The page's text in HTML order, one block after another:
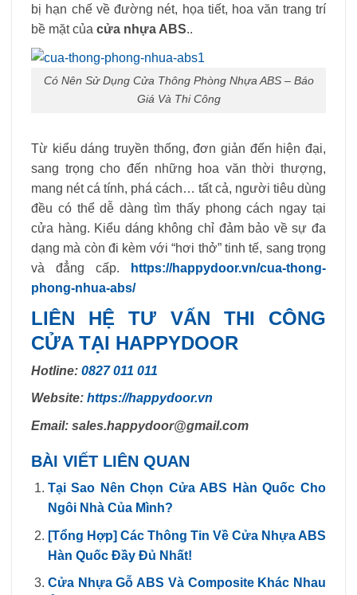
bị hạn chế về đường nét, họa tiết, hoa văn trang trí
bề mặt của cửa nhựa ABS..
Có Nên Sử Dụng Cửa Thông Phòng Nhựa ABS – Báo
Giá Và Thi Công
Từ kiểu dáng truyền thống, đơn giản đến hiện đại,
sang trọng cho đến những hoa văn thời thượng,
mang nét cá tính, phá cách… tất cả, người tiêu dùng
đều có thể dễ dàng tìm thấy phong cách ngay tại
cửa hàng. Kiểu dáng không chỉ đảm bảo về sự đa
dạng mà còn đi kèm với “hơi thở” tinh tế, sang trọng
và đẳng cấp.
https://happydoor.vn/cua-thong-
phong-nhua-abs/
LIÊN HỆ TƯ VẤN THI CÔNG
CỬA TẠI HAPPYDOOR
Hotline: 0827 011 011
Website: https://happydoor.vn
Email: sales.happydoor@gmail.com
BÀI VIẾT LIÊN QUAN
Tại Sao Nên Chọn Cửa ABS Hàn Quốc Cho
Ngôi Nhà Của Mình?
[Tổng Hợp] Các Thông Tin Về Cửa Nhựa ABS
Hàn Quốc Đầy Đủ Nhất!
Cửa Nhựa Gỗ ABS Và Composite Khác Nhau